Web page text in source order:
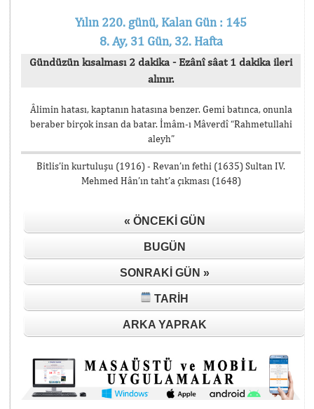
Yılın 220. günü, Kalan Gün : 145
8. Ay, 31 Gün, 32. Hafta
Gündüzün kısalması 2 dakika - Ezânî sâat 1 dakika ileri
alınır.
Âlimin hatası, kaptanın hatasına benzer. Gemi batınca, onunla
beraber birçok insan da batar. İmâm-ı Mâverdî “Rahmetullahi
aleyh”
Bitlis’in kurtuluşu (1916) - Revan’ın fethi (1635) Sultan IV.
Mehmed Hân’ın taht’a çıkması (1648)
« ÖNCEKI GÜN
BUGÜN
SONRAKI GÜN »
TARIH
ARKA YAPRAK